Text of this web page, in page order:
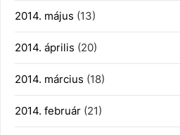
2014. május (13)
2014. április (20)
2014. március (18)
2014. február (21)